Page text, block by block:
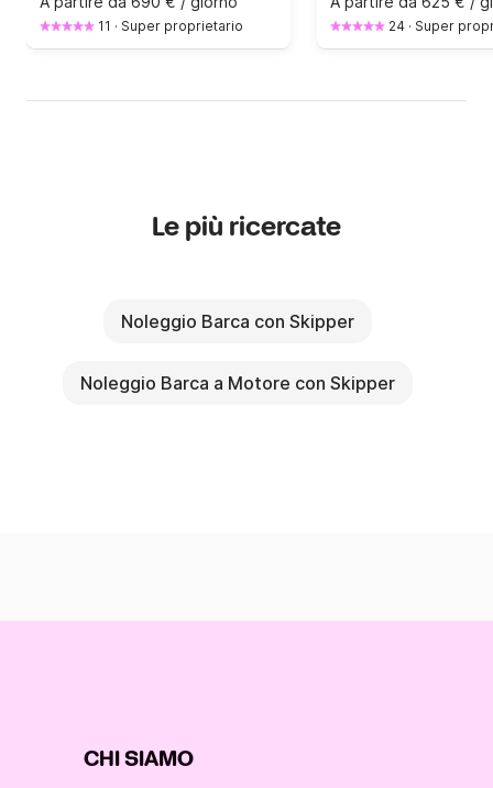
11 · Super proprietario 24 · Super
Le più ricercate
Noleggio Barca con Skipper
Noleggio Barca a Motore con Skipper
CHI SIAMO